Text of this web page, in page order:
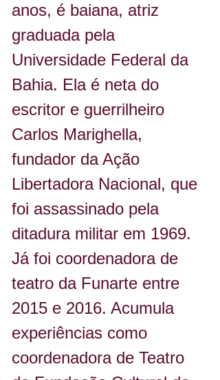
anos, é baiana, atriz
graduada pela
Universidade Federal da
Bahia. Ela é neta do
escritor e guerrilheiro
Carlos Marighella,
fundador da Ação
Libertadora Nacional, que
foi assassinado pela
ditadura militar em 1969.
Já foi coordenadora de
teatro da Funarte entre
2015 e 2016. Acumula
experiências como
coordenadora de Teatro